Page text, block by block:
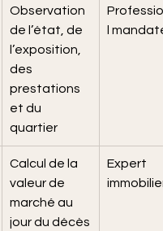
Observation
de l’état, de
l’exposition,
des
prestations
et du
quartier
l mandaté
Calcul de la
valeur de
marché au
jour du décès
Expert
immobilier